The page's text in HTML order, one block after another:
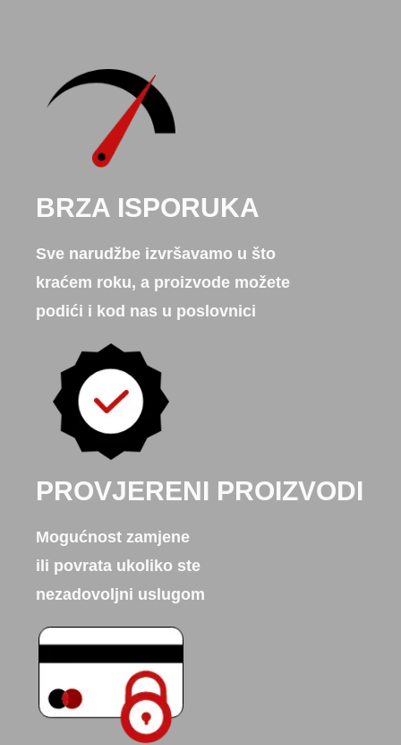
BRZA ISPORUKA
Sve narudžbe izvršavamo u što
kraćem roku, a proizvode možete
podići i kod nas u poslovnici
PROVJERENI PROIZVODI
Mogućnost zamjene
ili povrata ukoliko ste
nezadovoljni uslugom